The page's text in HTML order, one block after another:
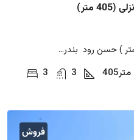
متر)
3
3 405متر
فروش